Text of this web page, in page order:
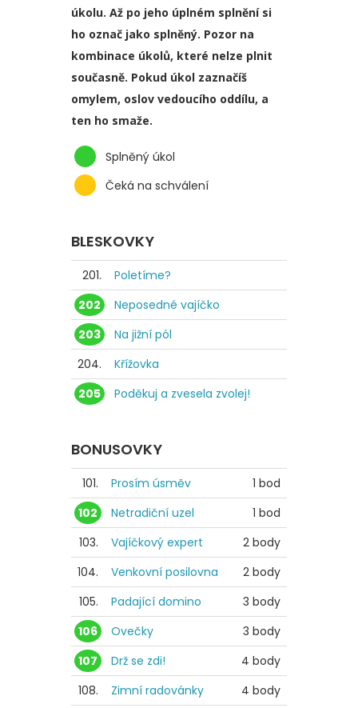
úkolu. Až po jeho úplném splnění si
ho označ jako splněný. Pozor na
kombinace úkolů, které nelze plnit
současně. Pokud úkol zaznačíš
omylem, oslov vedoucího oddílu, a
ten ho smaže.
Splněný úkol
Čeká na schválení
BLESKOVKY
201.
Poletíme?
202
Neposedné vajíčko
203
Na jižní pól
204.
Křížovka
205
Poděkuj a zvesela zvolej!
BONUSOVKY
101. Prosím úsměv
1 bod
102
Netradiční uzel
1 bod
103.
Vajíčkový expert
2 body
104.
Venkovní posilovna
2 body
105.
Padající domino
3 body
106
Ovečky
3 body
107
Drž se zdi!
4 body
108.
Zimní radovánky
4 body